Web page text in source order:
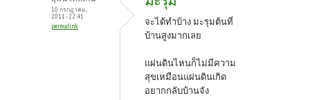
10 กรกฎาคม,
2011 - 22:41
permalink
จะได้ทำบ้าง มะรุมต้นที่
บ้านสูงมากเลย
แผ่นดินไหนก็ไม่มีความ
สุขเหมือนแผ่นดินเกิด
อยากกลับบ้านจัง